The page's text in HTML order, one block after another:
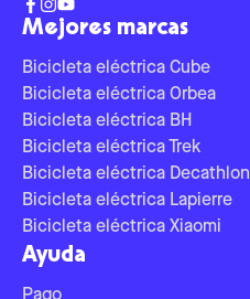
Mejores marcas
Bicicleta eléctrica Cube
Bicicleta eléctrica Orbea
Bicicleta eléctrica BH
Bicicleta eléctrica Trek
Bicicleta eléctrica Decathlon
Bicicleta eléctrica Lapierre
Bicicleta eléctrica Xiaomi
Ayuda